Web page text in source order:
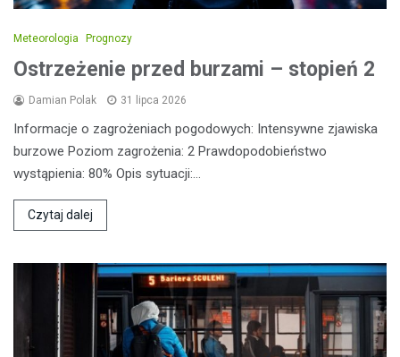
Meteorologia Prognozy
Ostrzeżenie przed burzami – stopień 2
Damian Polak 31 lipca 2026
Informacje o zagrożeniach pogodowych: Intensywne zjawiska
burzowe Poziom zagrożenia: 2 Prawdopodobieństwo
wystąpienia: 80% Opis sytuacji:…
Czytaj dalej